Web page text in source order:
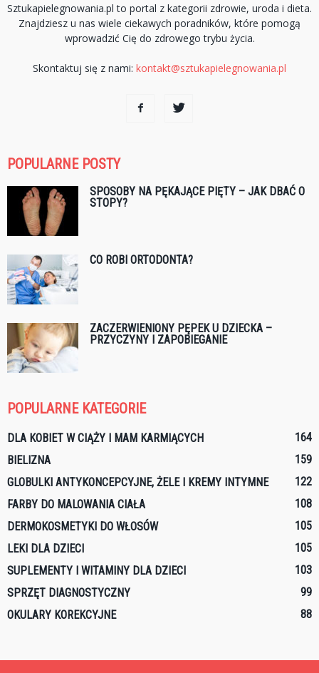
Sztukapielegnowania.pl to portal z kategorii zdrowie, uroda i dieta.
Znajdziesz u nas wiele ciekawych poradników, które pomogą
wprowadzić Cię do zdrowego trybu życia.
Skontaktuj się z nami: kontakt@sztukapielegnowania.pl
POPULARNE POSTY
SPOSOBY NA PĘKAJĄCE PIĘTY – JAK DBAĆ O
STOPY?
CO ROBI ORTODONTA?
ZACZERWIENIONY PĘPEK U DZIECKA –
PRZYCZYNY I ZAPOBIEGANIE
POPULARNE KATEGORIE
DLA KOBIET W CIĄŻY I MAM KARMIĄCYCH
164
BIELIZNA
159
GLOBULKI ANTYKONCEPCYJNE, ŻELE I KREMY INTYMNE
122
FARBY DO MALOWANIA CIAŁA
108
DERMOKOSMETYKI DO WŁOSÓW
105
LEKI DLA DZIECI
105
SUPLEMENTY I WITAMINY DLA DZIECI
103
SPRZĘT DIAGNOSTYCZNY
99
OKULARY KOREKCYJNE
88